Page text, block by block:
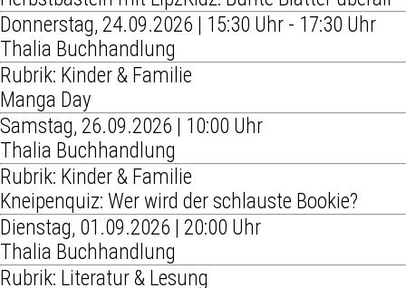
Donnerstag, 24.09.2026 | 15:30 Uhr - 17:30 Uhr
Thalia Buchhandlung
Rubrik: Kinder & Familie
Manga Day
Samstag, 26.09.2026 | 10:00 Uhr
Thalia Buchhandlung
Rubrik: Kinder & Familie
Kneipenquiz: Wer wird der schlauste Bookie?
Dienstag, 01.09.2026 | 20:00 Uhr
Thalia Buchhandlung
Rubrik: Literatur & Lesung